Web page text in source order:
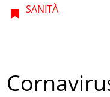
SANITÀ